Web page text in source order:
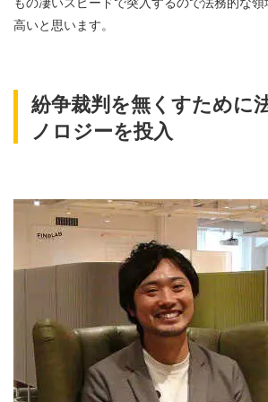
高いと思います。
紛争裁判を無くすために
ノロジーを投入